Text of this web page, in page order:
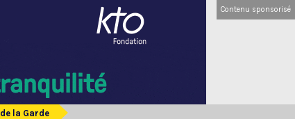
Contenu sponsorisé
la Garde